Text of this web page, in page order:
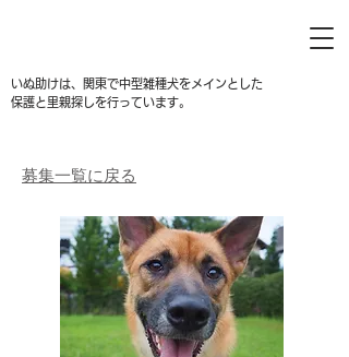
いぬ助けは、関東で中型雑種犬をメインとした
保護と里親探しを行っています。
募集一覧に戻る